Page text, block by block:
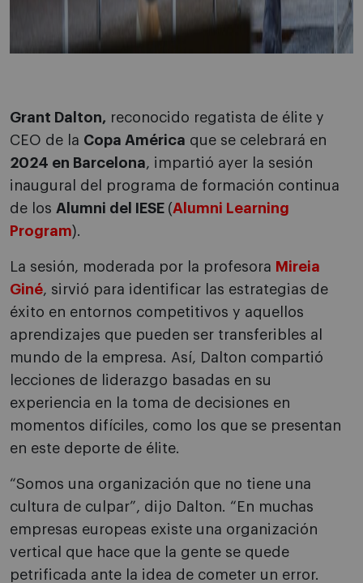
Grant Dalton, reconocido regatista de élite y
CEO de la Copa América que se celebrará en
2024 en Barcelona, impartió ayer la sesión
inaugural del programa de formación continua
de los Alumni del IESE (Alumni Learning
Program).
La sesión, moderada por la profesora Mireia
Giné, sirvió para identificar las estrategias de
éxito en entornos competitivos y aquellos
aprendizajes que pueden ser transferibles al
mundo de la empresa. Así, Dalton compartió
lecciones de liderazgo basadas en su
experiencia en la toma de decisiones en
momentos difíciles, como los que se presentan
en este deporte de élite.
“Somos una organización que no tiene una
cultura de culpar”, dijo Dalton. “ En muchas
empresas europeas existe una organización
vertical que hace que la gente se quede
petrificada ante la idea de cometer un error.